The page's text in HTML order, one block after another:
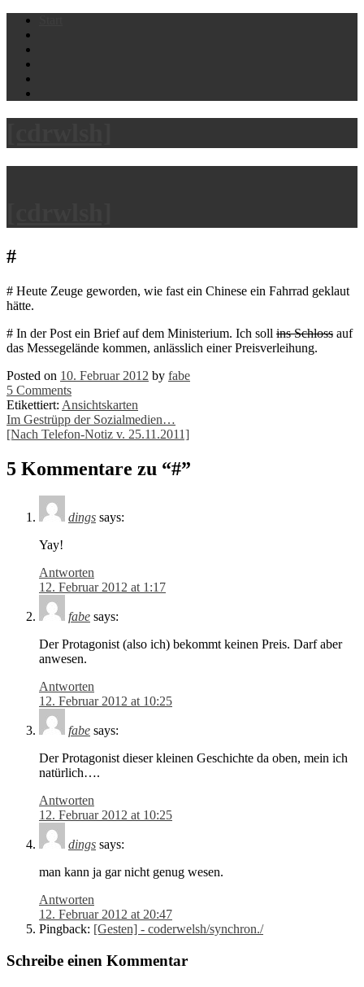
Skip
content
#
# Heute Zeuge geworden, wie fast ein Chinese ein Fahrrad geklaut
hätte.
# In der Post ein Brief auf dem Ministerium. Ich soll ins Schloss auf
das Messegelände kommen, anlässlich einer Preisverleihung.
Posted on 10. Februar 2012 by fabe
5 Comments
Etikettiert: Ansichtskarten
Post
navigation
Im Gestrüpp der Sozialmedien…
[Nach Telefon-Notiz v. 25.11.2011]
5 Kommentare zu “#”
dings says:
Yay!
Antworten
12. Februar 2012 at 1:17
fabe says:
Der Protagonist (also ich) bekommt keinen Preis. Darf aber
anwesen.
Antworten
12. Februar 2012 at 10:25
fabe says:
Der Protagonist dieser kleinen Geschichte da oben, mein ich
natürlich….
Antworten
12. Februar 2012 at 10:25
dings says:
man kann ja gar nicht genug wesen.
Antworten
12. Februar 2012 at 20:47
Pingback: [Gesten] - coderwelsh/synchron./
Schreibe einen Kommentar